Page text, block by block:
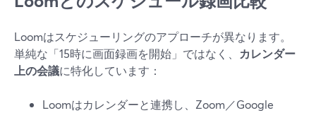
Loomはスケジューリングのアプローチが異なります。
単純な「15時に画面録画を開始」ではなく、 カレンダー
上の会議に特化しています：
Loomはカレンダーと連携し、Zoom／Google